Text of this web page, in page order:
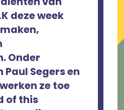
deze week
Onder
Segers en
ze toe
of this